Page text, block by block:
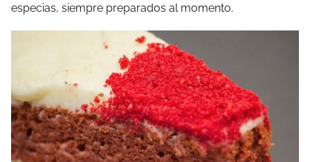
especias, siempre preparados al momento.